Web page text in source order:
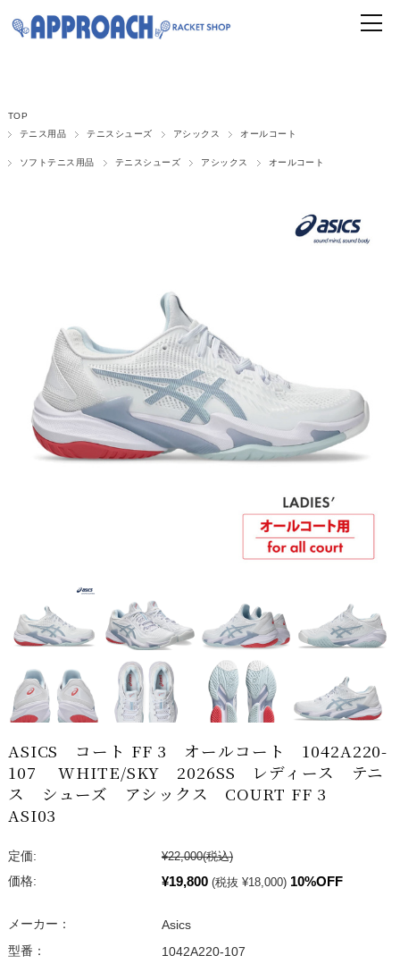
TOP
テニス用品
テニスシューズ アシックス オールコート
ソフトテニス用品 テニスシューズ アシックス オールコート
ASICS コート FF 3 オールコート 1042A220-
107 WHITE/SKY 2026SS レディース テニ
ス シューズ アシックス COURT FF 3
ASI03
定価: ¥22,000(税込)
価格:
¥19,800 (税抜 ¥18,000) 10%OFF
メーカー：
Asics
型番：
1042A220-107